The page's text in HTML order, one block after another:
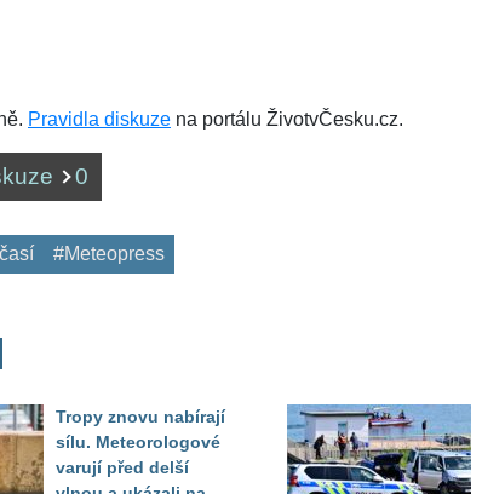
Pravidla diskuze na portálu ŽivotvČesku.cz.
0
#Meteopress
Tropy znovu nabírají
sílu. Meteorologové
varují před delší